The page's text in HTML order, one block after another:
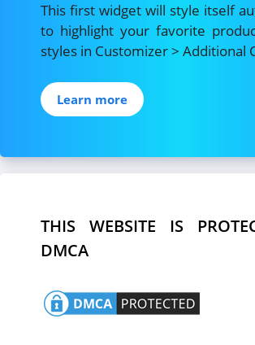
This first widget will style itself
to highlight your favorite
styles in Customizer > Additional
Learn more
THIS WEBSITE IS
DMCA